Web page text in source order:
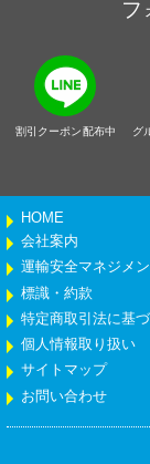
フ
割引クーポン配布中
グ
HOME
会社案内
運輸安全マネジメン
標識・約款
特定商取引法に基
個人情報取り扱い
サイトマップ
お問い合わせ